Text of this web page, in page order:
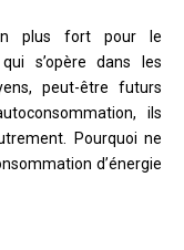
plus fort pour le
s’opère dans les
peut-être futurs
ils
Pourquoi ne
d’énergie